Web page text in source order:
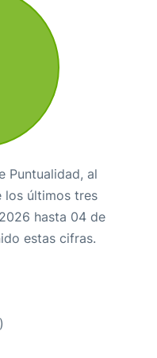
Puntualidad, al
los últimos tres
hasta 04 de
estas cifras.